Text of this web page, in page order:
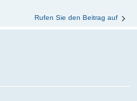
Rufen Sie den Beitrag auf